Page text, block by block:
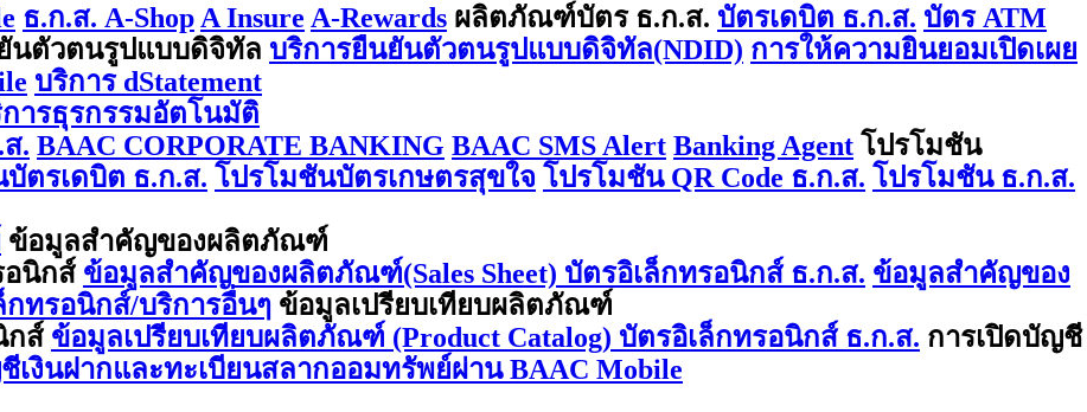
ธ.ก.ส. A-Shop A Insure A-Rewards ผลิตภัณฑ์บัตร ธ.ก.ส. บัตรเดบิต ธ.ก.ส. บัตร ATM
นตัวตนรูปแบบดิจิทัล บริการยืนยันตัวตนรูปแบบดิจิทัล(NDID) การให้ความยินยอมเปิดเผย
บริการ dStatement
การธุรกรรมอัตโนมัติ
. BAAC CORPORATE BANKING BAAC SMS Alert Banking Agent โปรโมชัน
ตรเดบิต ธ.ก.ส. โปรโมชันบัตรเกษตรสุขใจ โปรโมชัน QR Code ธ.ก.ส. โปรโมชัน ธ.ก.ส.
ข้อมูลสำคัญของผลิตภัณฑ์
อนิกส์ ข้อมูลสำคัญของผลิตภัณฑ์(Sales Sheet) บัตรอิเล็กทรอนิกส์ ธ.ก.ส. ข้อมูลสำคัญของ
กทรอนิกส์/บริการอื่นๆ ข้อมูลเปรียบเทียบผลิตภัณฑ์
กส์ ข้อมูลเปรียบเทียบผลิตภัณฑ์ (Product Catalog) บัตรอิเล็กทรอนิกส์ ธ.ก.ส. การเปิดบัญชี
เงินฝากและทะเบียนสลากออมทรัพย์ผ่าน BAAC Mobile